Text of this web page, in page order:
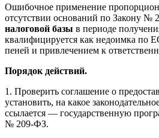
Ошибочное применение
отсутствии оснований по Закону №
налоговой базы в периоде
квалифицируется как недоимка по
пеней и привлечением к
Порядок действий.
1. Проверить соглашение о
установить, на какое
ссылается — государственную
№ 209-ФЗ.